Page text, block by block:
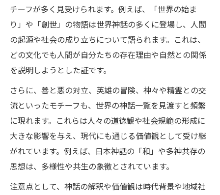
チーフが多く見受けられます。例えば、「世界の始ま
り」や「創世」の物語は世界神話の多くに登場し、人間
の起源や社会の成り立ちについて語られます。これは、
どの文化でも人間が自分たちの存在理由や自然との関係
を説明しようとした証です。
さらに、善と悪の対立、英雄の冒険、神々や精霊との交
流といったモチーフも、世界の神話一覧を見渡すと頻繁
に現れます。これらは人々の道徳観や社会規範の形成に
大きな影響を与え、現代にも通じる価値観として受け継
がれています。例えば、日本神話の「和」や多神共存の
思想は、多様性や共生の象徴とされています。
注意点として、神話の解釈や価値観は時代背景や地域社